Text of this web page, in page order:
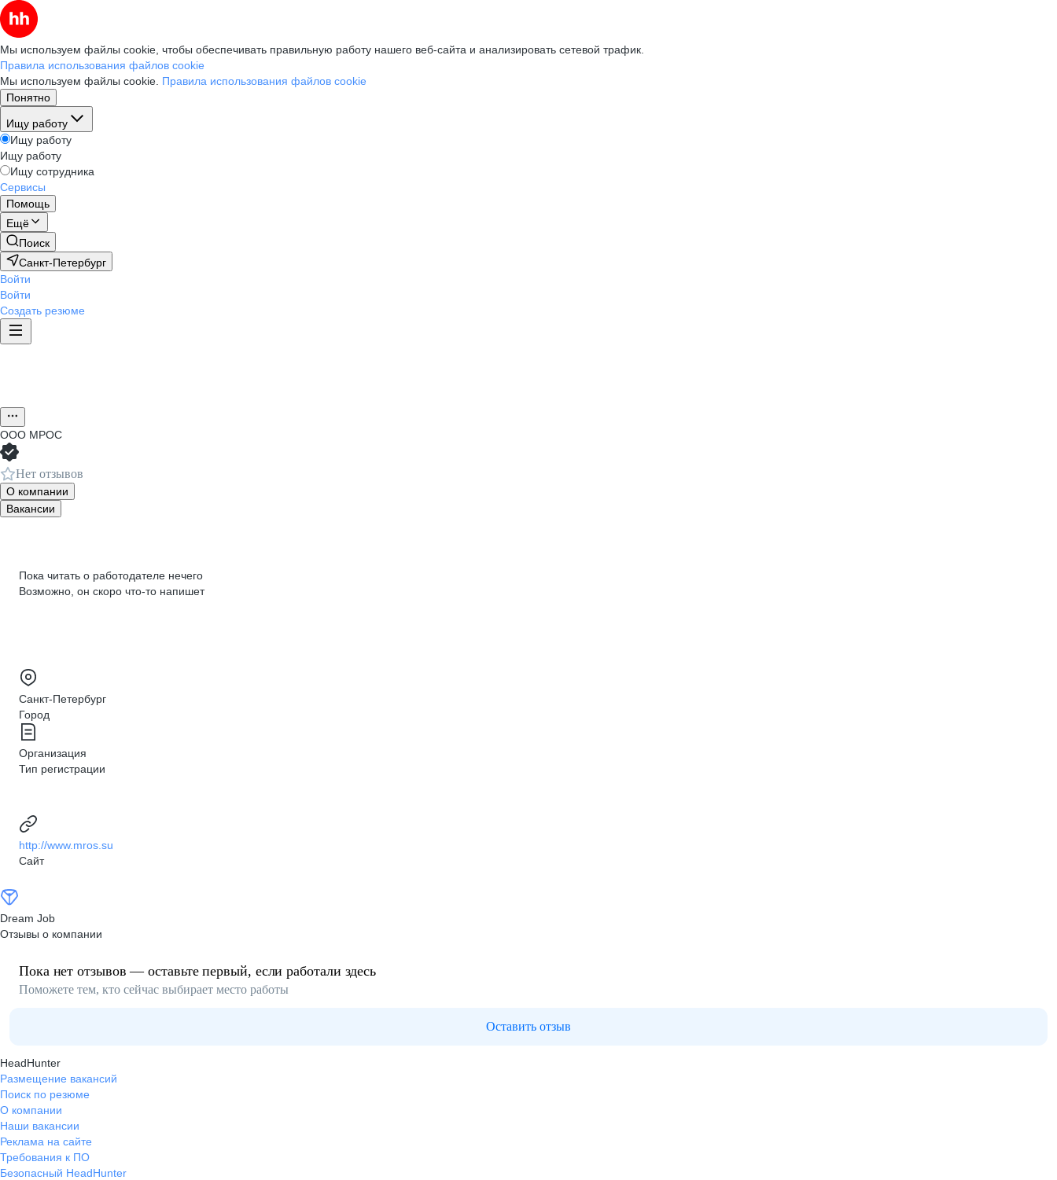
Мы используем файлы cookie, чтобы обеспечивать правильную работу нашего веб-сайта и анализировать сетевой трафик.
Правила использования файлов cookie
Мы используем файлы cookie. Правила использования файлов cookie
Понятно
Ищу работу
Ищу работу
Ищу работу
Ищу сотрудника
Сервисы
Помощь
Ещё
Поиск
Санкт-Петербург
Войти
Войти
Создать резюме
ООО МРОС
Нет отзывов
О компании
Вакансии
Пока читать о работодателе нечего
Возможно, он скоро что‑то напишет
Санкт-Петербург
Город
Организация
Тип регистрации
http://www.mros.su
Сайт
Dream Job
Отзывы о компании
Пока нет отзывов — оставьте первый, если работали здесь
Поможете тем, кто сейчас выбирает место работы
Оставить отзыв
HeadHunter
Размещение вакансий
Поиск по резюме
О компании
Наши вакансии
Реклама на сайте
Требования к ПО
Безопасный HeadHunter